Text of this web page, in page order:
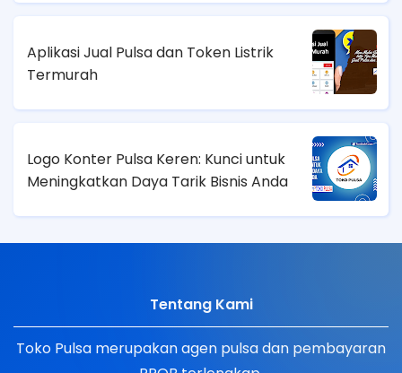
Aplikasi Jual Pulsa dan Token Listrik
Termurah
Logo Konter Pulsa Keren: Kunci untuk
Meningkatkan Daya Tarik Bisnis Anda
Tentang Kami
Toko Pulsa merupakan agen pulsa dan pembayaran